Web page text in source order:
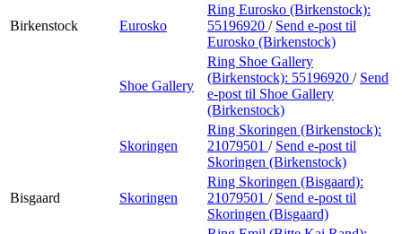
Birkenstock Eurosko
Ring Eurosko (Birkenstock):
55196920 / Send e-post til
Eurosko (Birkenstock)
Shoe Gallery
Ring Shoe Gallery
(Birkenstock): 55196920 / Send
e-post til Shoe Gallery
(Birkenstock)
Skoringen
Ring Skoringen (Birkenstock):
21079501 / Send e-post til
Skoringen (Birkenstock)
Bisgaard Skoringen
Ring Skoringen (Bisgaard):
21079501 / Send e-post til
Skoringen (Bisgaard)